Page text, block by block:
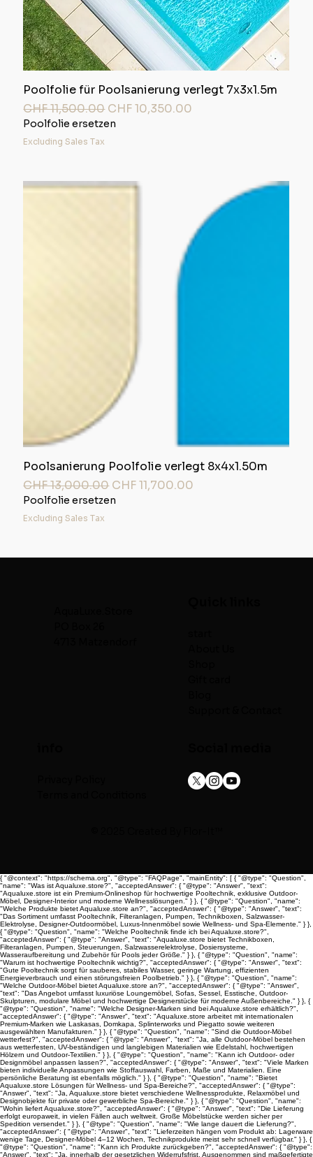
Poolfolie für Poolsanierung verlegt 7x3x1.5m
Regular Price
CHF 11,500.00 Sale Price
CHF 10,350.00
Poolfolie ersetzen
Excluding Sales Tax
Poolsanierung Poolfolie verlegt 8x4x1.50m
Regular Price
CHF 13,000.00 Sale Price
CHF 11,700.00
Poolfolie ersetzen
Excluding Sales Tax
{ "@context": "https://schema.org", "@type": "FAQPage", "mainEntity": [ { "@type": "Question",
"name": "Was ist Aqualuxe.store?", "acceptedAnswer": { "@type": "Answer", "text":
"Aqualuxe.store ist ein Premium-Onlineshop für hochwertige Pooltechnik, exklusive Outdoor-
Möbel, Designer-Interior und moderne Wellnesslösungen." } }, { "@type": "Question", "name":
"Welche Produkte bietet Aqualuxe.store an?", "acceptedAnswer": { "@type": "Answer", "text":
"Das Sortiment umfasst Pooltechnik, Filteranlagen, Pumpen, Technikboxen, Salzwasser-
Elektrolyse, Designer-Outdoormöbel, Luxus-Innenmöbel sowie Wellness- und Spa-Elemente." } },
{ "@type": "Question", "name": "Welche Pooltechnik finde ich bei Aqualuxe.store?",
"acceptedAnswer": { "@type": "Answer", "text": "Aqualuxe.store bietet Technikboxen,
Filteranlagen, Pumpen, Steuerungen, Salzwasserelektrolyse, Dosiersysteme,
Wasseraufbereitung und Zubehör für Pools jeder Größe." } }, { "@type": "Question", "name":
"Warum ist hochwertige Pooltechnik wichtig?", "acceptedAnswer": { "@type": "Answer", "text":
"Gute Pooltechnik sorgt für sauberes, stabiles Wasser, geringe Wartung, effizienten
Energieverbrauch und einen störungsfreien Poolbetrieb." } }, { "@type": "Question", "name":
"Welche Outdoor-Möbel bietet Aqualuxe.store an?", "acceptedAnswer": { "@type": "Answer",
"text": "Das Angebot umfasst luxuriöse Loungemöbel, Sofas, Sessel, Esstische, Outdoor-
Skulpturen, modulare Möbel und hochwertige Designerstücke für moderne Außenbereiche." } }, {
"@type": "Question", "name": "Welche Designer-Marken sind bei Aqualuxe.store erhältlich?",
"acceptedAnswer": { "@type": "Answer", "text": "Aqualuxe.store arbeitet mit internationalen
Premium-Marken wie Laskasas, Domkapa, Splinterworks und Piegatto sowie weiteren
ausgewählten Manufakturen." } }, { "@type": "Question", "name": "Sind die Outdoor-Möbel
wetterfest?", "acceptedAnswer": { "@type": "Answer", "text": "Ja, alle Outdoor-Möbel bestehen
aus wetterfesten, UV-beständigen und langlebigen Materialien wie Edelstahl, hochwertigen
Hölzern und Outdoor-Textilien." } }, { "@type": "Question", "name": "Kann ich Outdoor- oder
Designmöbel anpassen lassen?", "acceptedAnswer": { "@type": "Answer", "text": "Viele Marken
bieten individuelle Anpassungen wie Stoffauswahl, Farben, Maße und Materialien. Eine
persönliche Beratung ist ebenfalls möglich." } }, { "@type": "Question", "name": "Bietet
Aqualuxe.store Lösungen für Wellness- und Spa-Bereiche?", "acceptedAnswer": { "@type":
"Answer", "text": "Ja, Aqualuxe.store bietet verschiedene Wellnessprodukte, Relaxmöbel und
Designobjekte für private oder gewerbliche Spa-Bereiche." } }, { "@type": "Question", "name":
"Wohin liefert Aqualuxe.store?", "acceptedAnswer": { "@type": "Answer", "text": "Die Lieferung
erfolgt europaweit, in vielen Fällen auch weltweit. Große Möbelstücke werden sicher per
Spedition versendet." } }, { "@type": "Question", "name": "Wie lange dauert die Lieferung?",
"acceptedAnswer": { "@type": "Answer", "text": "Lieferzeiten hängen vom Produkt ab: Lagerware
wenige Tage, Designer-Möbel 4–12 Wochen, Technikprodukte meist sehr schnell verfügbar." } }, {
"@type": "Question", "name": "Kann ich Produkte zurückgeben?", "acceptedAnswer": { "@type":
"Answer", "text": "Ja, innerhalb der gesetzlichen Widerrufsfrist. Ausgenommen sind maßgefertigte